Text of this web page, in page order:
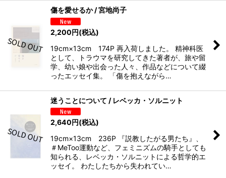
傷を愛せるか / 宮地尚子
2,200円(税込)
19cm×13cm 174P 再入荷しました。 精神科医
として、トラウマを研究してきた著者が、旅や留
学、幼い娘や出会った人々、作品などについて綴
ったエッセイ集。 「傷を抱えながら…
迷うことについて / レベッカ・ソルニット
2,640円(税込)
19cm×13cm 236P 『説教したがる男たち』、
＃MeToo運動など、フェミニズムの騎手としても
知られる、レベッカ・ソルニットによる哲学的エ
ッセイ。 わたしたちから失われてい…